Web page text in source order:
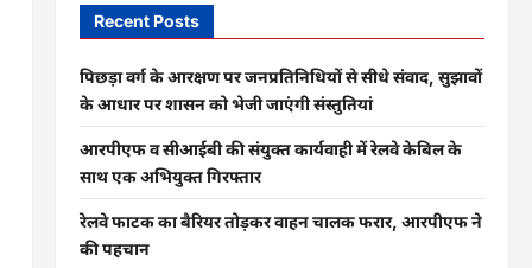
Recent Posts
पिछड़ा वर्ग के आरक्षण पर जनप्रतिनिधियों से सीधे संवाद, सुझावों
के आधार पर शासन को भेजी जाएंगी संस्तुतियां
आरपीएफ व सीआईबी की संयुक्त कार्यवाही में रेलवे केबिल के
साथ एक अभियुक्त गिरफ्तार
रेलवे फाटक का बैरियर तोड़कर वाहन चालक फरार, आरपीएफ ने
की पहचान